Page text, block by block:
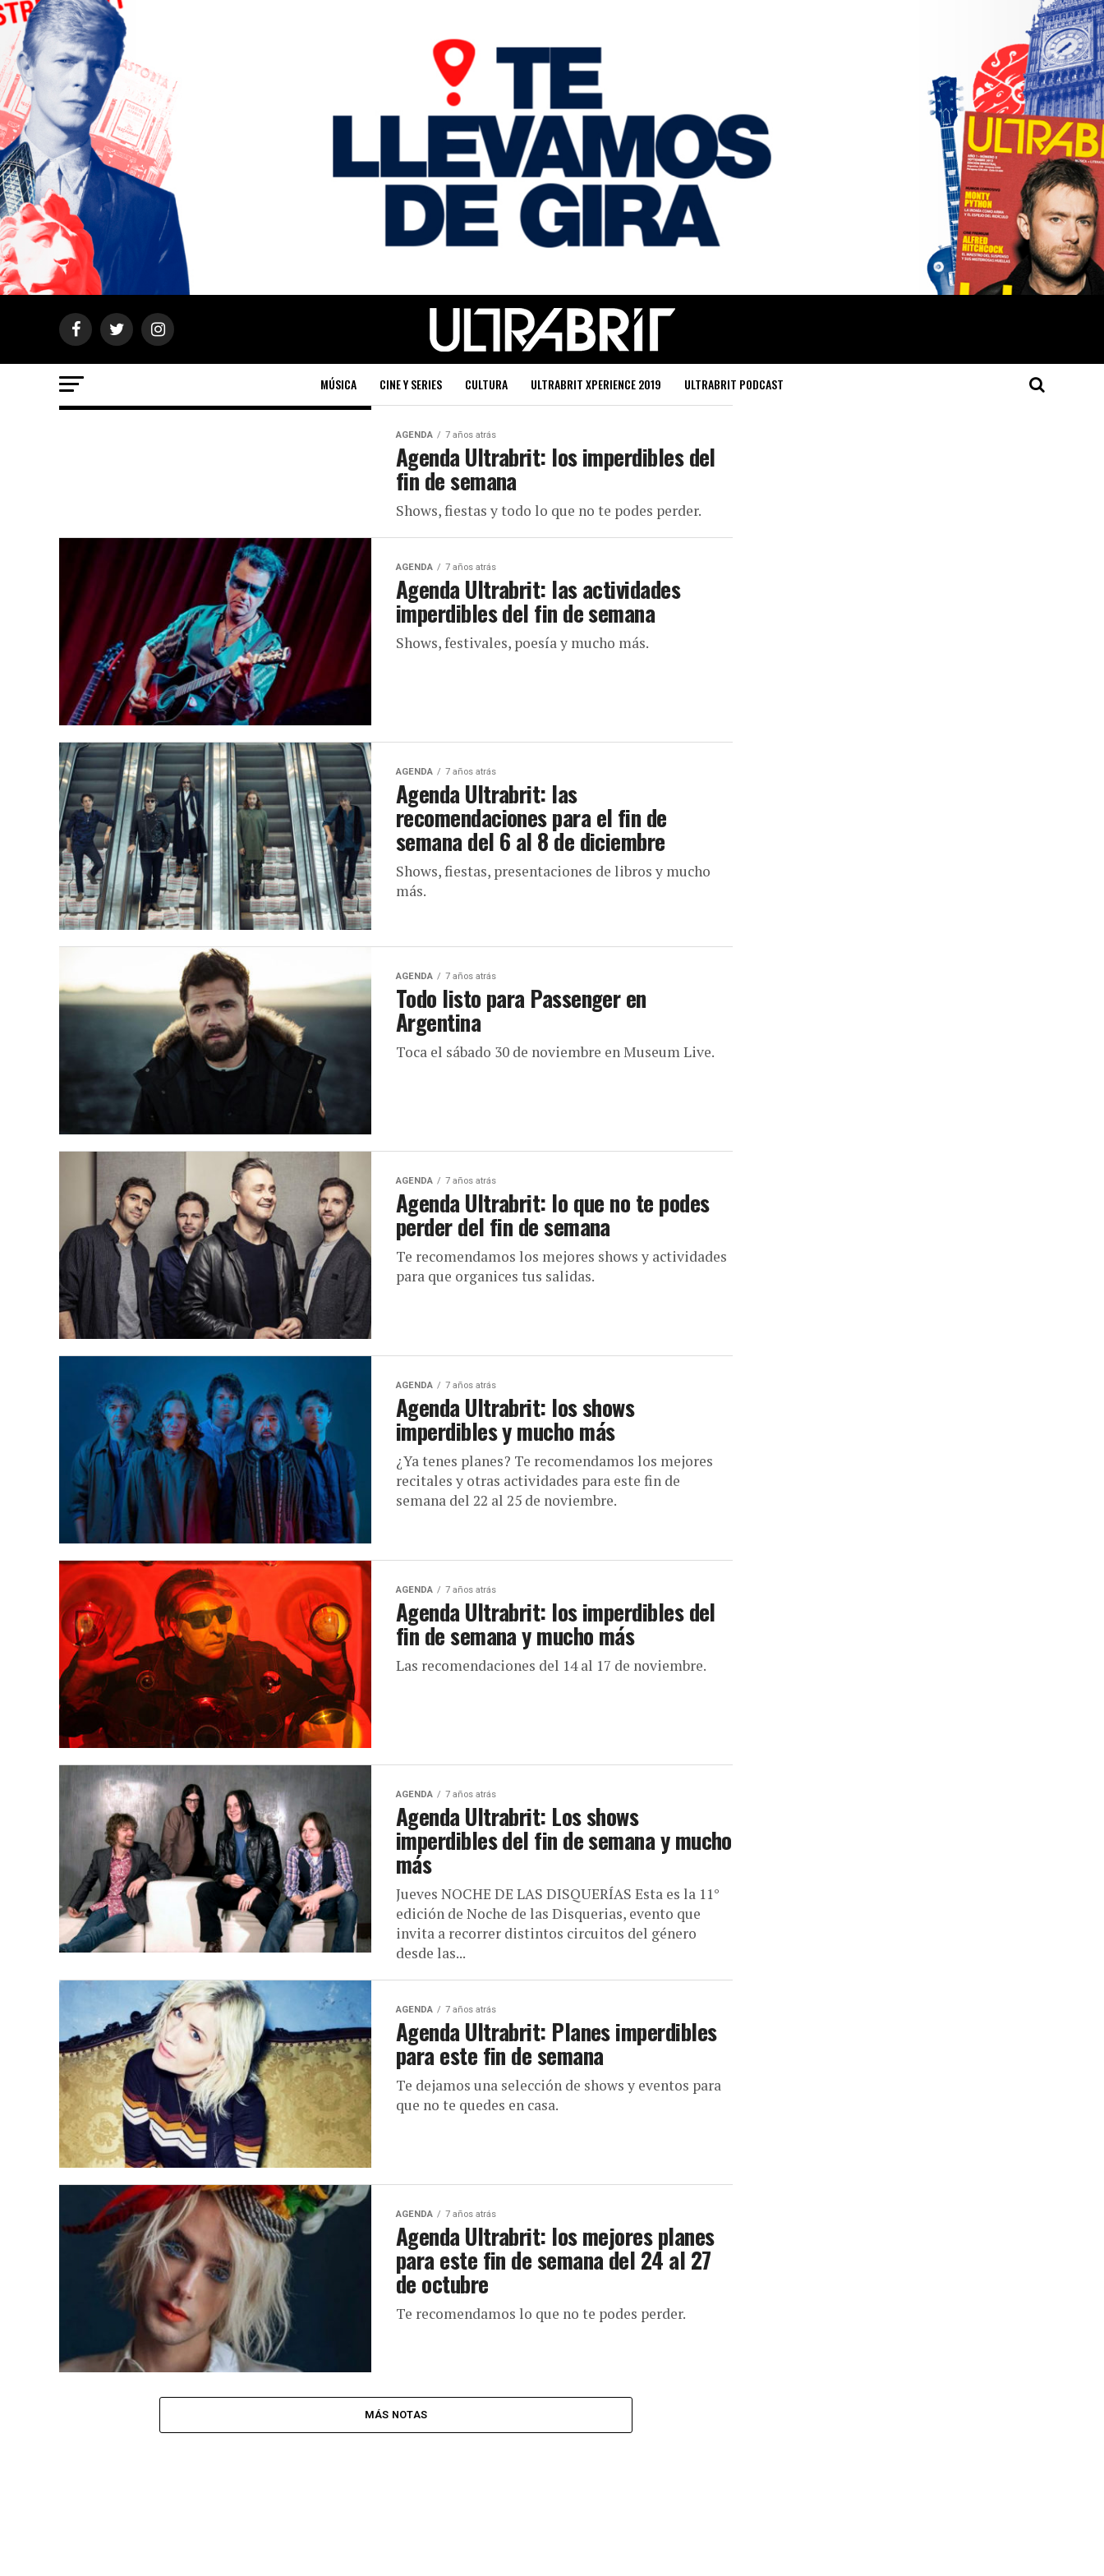
MÚSICA CINE Y SERIES CULTURA ULTRABRIT XPERIENCE 2019 ULTRABRIT PODCAST
AGENDA 7 años atrás
Agenda Ultrabrit: los imperdibles del
fin de semana
Shows, fiestas y todo lo que no te podes perder.
AGENDA 7 años atrás
Agenda Ultrabrit: las actividades
imperdibles del fin de semana
Shows, festivales, poesía y mucho más.
AGENDA 7 años atrás
Agenda Ultrabrit: las
recomendaciones para el fin de
semana del 6 al 8 de diciembre
Shows, fiestas, presentaciones de libros y mucho
más.
AGENDA 7 años atrás
Todo listo para Passenger en
Argentina
Toca el sábado 30 de noviembre en Museum Live.
AGENDA 7 años atrás
Agenda Ultrabrit: lo que no te podes
perder del fin de semana
Te recomendamos los mejores shows y actividades
para que organices tus salidas.
AGENDA 7 años atrás
Agenda Ultrabrit: los shows
imperdibles y mucho más
¿Ya tenes planes? Te recomendamos los mejores
recitales y otras actividades para este fin de
semana del 22 al 25 de noviembre.
AGENDA 7 años atrás
Agenda Ultrabrit: los imperdibles del
fin de semana y mucho más
Las recomendaciones del 14 al 17 de noviembre.
AGENDA 7 años atrás
Agenda Ultrabrit: Los shows
imperdibles del fin de semana y mucho
más
Jueves NOCHE DE LAS DISQUERÍAS Esta es la 11°
edición de Noche de las Disquerias, evento que
invita a recorrer distintos circuitos del género
desde las...
AGENDA 7 años atrás
Agenda Ultrabrit: Planes imperdibles
para este fin de semana
Te dejamos una selección de shows y eventos para
que no te quedes en casa.
AGENDA 7 años atrás
Agenda Ultrabrit: los mejores planes
para este fin de semana del 24 al 27
de octubre
Te recomendamos lo que no te podes perder.
MÁS NOTAS